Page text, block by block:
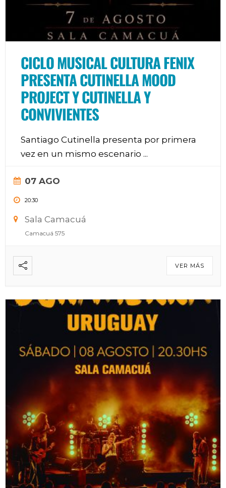
CICLO MUSICAL CULTURA FENIX
PRESENTA CUTINELLA MOOD
PROJECT Y CUTINELLA Y
CONVIVIENTES
Santiago Cutinella presenta por primera
vez en un mismo escenario ...
07 AGO
20:30
Sala Camacuá
Camacuá 575
VER MÁS